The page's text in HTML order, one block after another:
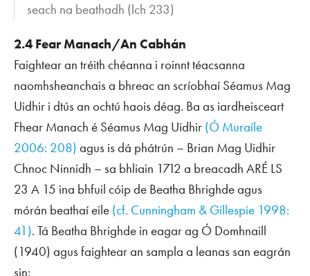
seach na beathadh (lch 233)
2.4 Fear Manach/An Cabhán
Faightear an tréith chéanna i roinnt téacsanna
naomhsheanchais a bhreac an scríobhaí Séamus Mag
Uidhir i dtús an ochtú haois déag. Ba as iardheisceart
Fhear Manach é Séamus Mag Uidhir (Ó Muraíle
2006: 208) agus is dá phátrún – Brian Mag Uidhir
Chnoc Ninnidh – sa bhliain 1712 a breacadh ARÉ LS
23 A 15 ina bhfuil cóip de Beatha Bhrighdeagus
mórán beathaí eile (cf. Cunningham & Gillespie 1998:
41). Tá Beatha Bhrighde in eagar ag Ó Domhnaill
(1940) agus faightear an sampla a leanas san eagrán
sin: